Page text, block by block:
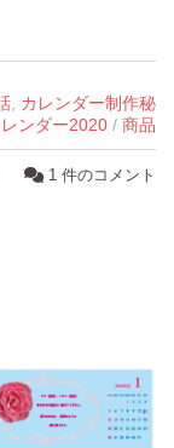
カレンダー制作秘
ンダー2020 / 商品
1 件のコメント